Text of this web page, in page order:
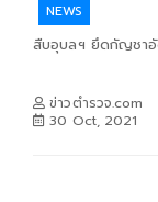
NEWS
สืบอุบลฯ ยึดกัญชา
ข่าวตำรวจ.com
30 Oct, 2021